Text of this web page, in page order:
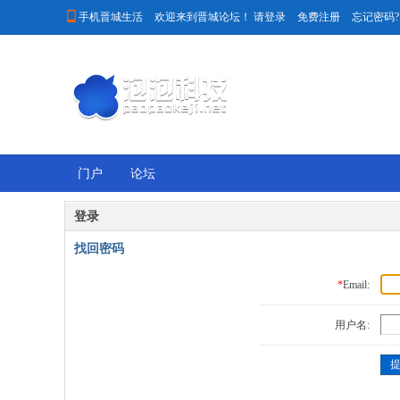
 手机晋城生活 欢迎来到晋城论坛！ 请登录 免费注册 忘记密码?
门户 论坛
登录
找回密码
*Email:
用户名: